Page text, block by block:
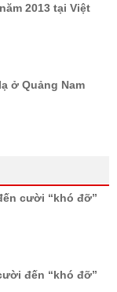
2013 tại Việt
ở Quảng Nam
cười “khó đỡ”
đến “khó đỡ”